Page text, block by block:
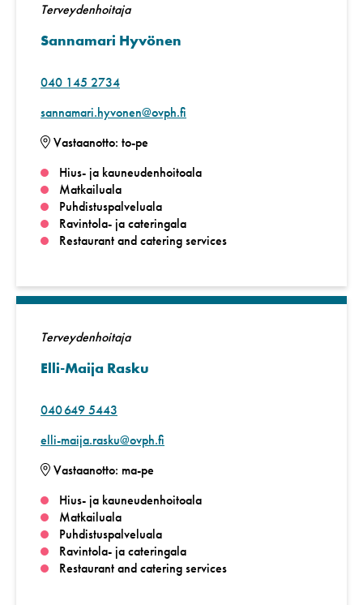
Terveydenhoitaja
Sannamari Hyvönen
040 145 2734
sannamari.hyvonen@ovph.fi
Vastaanotto: to-pe
Hius- ja kauneudenhoitoala
Matkailuala
Puhdistuspalveluala
Ravintola- ja cateringala
Restaurant and catering services
Terveydenhoitaja
Elli-Maija Rasku
040 649 5443
elli-maija.rasku@ovph.fi
Vastaanotto: ma-pe
Hius- ja kauneudenhoitoala
Matkailuala
Puhdistuspalveluala
Ravintola- ja cateringala
Restaurant and catering services